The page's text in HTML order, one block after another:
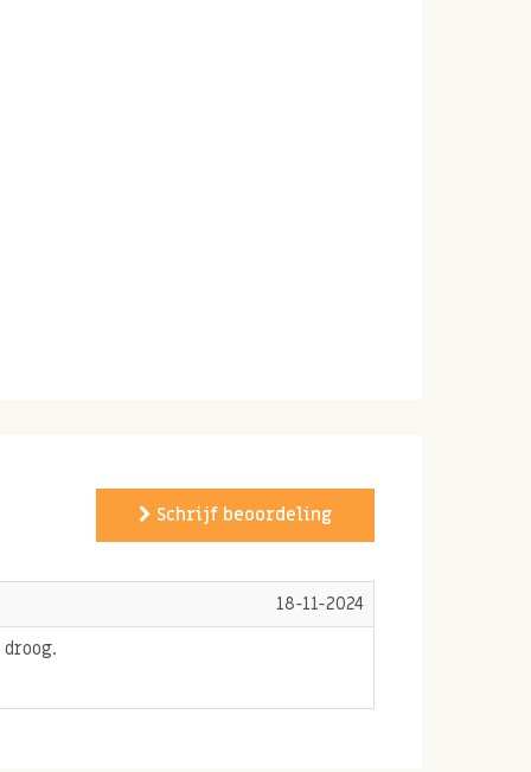
Schrijf beoordeling
18-11-2024